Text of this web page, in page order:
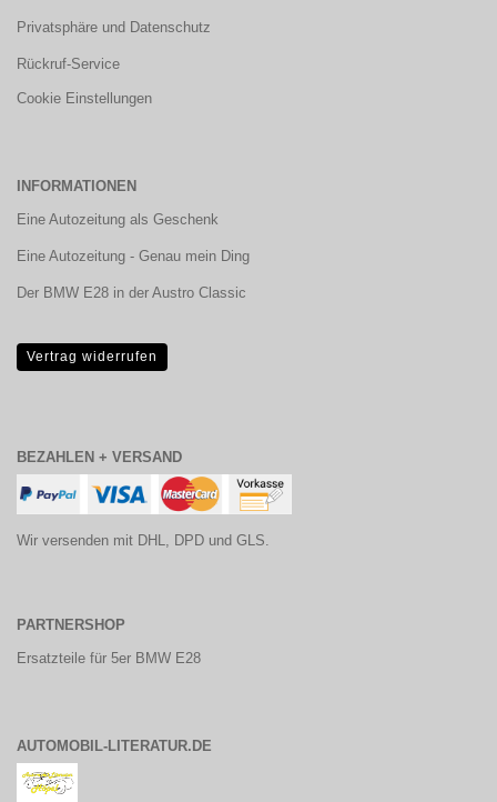
Privatsphäre und Datenschutz
Rückruf-Service
Cookie Einstellungen
INFORMATIONEN
Eine Autozeitung als Geschenk
Eine Autozeitung - Genau mein Ding
Der BMW E28 in der Austro Classic
Vertrag widerrufen
BEZAHLEN + VERSAND
Wir versenden mit DHL, DPD und GLS.
PARTNERSHOP
Ersatzteile für 5er BMW E28
AUTOMOBIL-LITERATUR.DE